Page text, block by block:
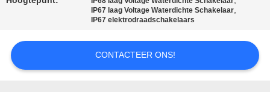
IP67 laag Voltage Waterdichte Schakelaar,
IP67 elektrodraadschakelaars
CONTACTEER ONS!